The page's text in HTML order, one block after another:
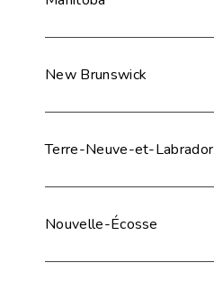
New Brunswick
Terre-Neuve-et-Labrador
Nouvelle-Écosse